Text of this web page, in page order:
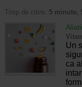
Timp de citire: 5 minute,
Un
ca